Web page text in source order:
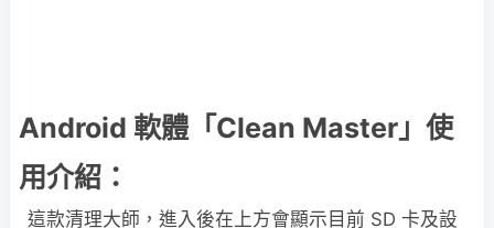
Android 軟體「Clean Master」使
用介紹：
這款清理大師，進入後在上方會顯示目前 SD 卡及設